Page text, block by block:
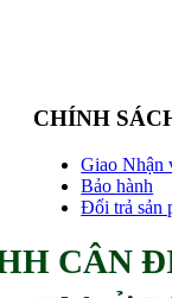
CHÍNH
Giao Nhận
Bảo hành
Đổi trả sản
CÂN